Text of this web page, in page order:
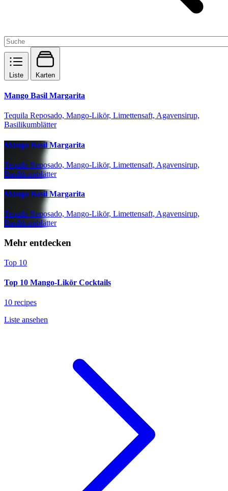
Liste Karten
Mango Basil Margarita
Tequila Reposado, Mango-Likör, Limettensaft, Agavensirup,
Basilikumblätter
Mango Basil Margarita
Tequila Reposado, Mango-Likör, Limettensaft, Agavensirup,
Basilikumblätter
Mango Basil Margarita
Tequila Reposado, Mango-Likör, Limettensaft, Agavensirup,
Basilikumblätter
Mehr entdecken
Top 10
Top 10 Mango-Likör Cocktails
10 recipes
Liste ansehen